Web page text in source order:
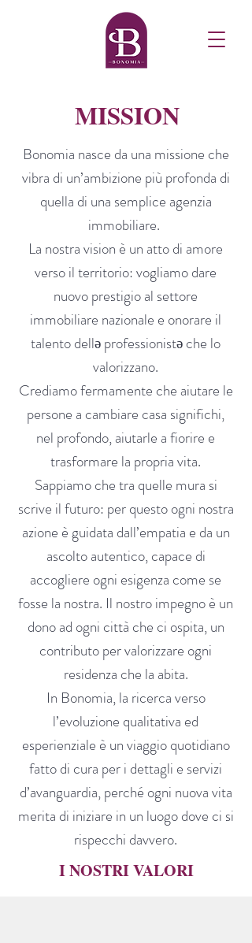
MISSION
Bonomia nasce da una missione che
vibra di un’ambizione più profonda di
quella di una semplice agenzia
immobiliare.
La nostra vision è un atto di amore
verso il territorio: vogliamo dare
nuovo prestigio al settore
immobiliare nazionale e onorare il
talento delləprofessionistəche lo
valorizzano.
Crediamo fermamente che aiutare le
persone a cambiare casa significhi,
nel profondo, aiutarle a fiorire e
trasformare la propria vita.
Sappiamo che tra quelle mura si
scrive il futuro: per questo ogni nostra
azione è guidata dall’empatia e da un
ascolto autentico, capace di
accogliere ogni esigenza come se
fosse la nostra. Il nostro impegno è un
dono ad ogni città che ci ospita, un
contributo per valorizzare ogni
residenza che la abita.
In Bonomia, la ricerca verso
l’evoluzione qualitativa ed
esperienziale è un viaggio quotidiano
fatto di cura per i dettagli e servizi
d’avanguardia, perché ogni nuova vita
merita di iniziare in un luogo dove ci si
rispecchi davvero.
I NOSTRI VALORI